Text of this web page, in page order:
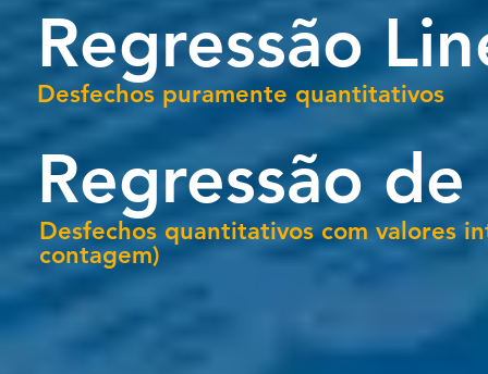
Regressão
Regressão
Desfechos puramente quantitativos
Desfechos quantitativos com valores
contagem)